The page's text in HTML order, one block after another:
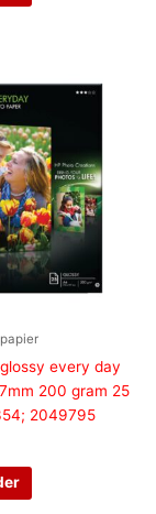
every day
200 gram 25
2049795